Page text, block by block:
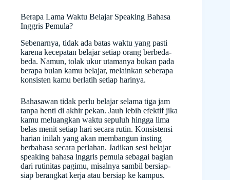
Berapa Lama Waktu Belajar Speaking Bahasa
Inggris Pemula?
Sebenarnya, tidak ada batas waktu yang pasti
karena kecepatan belajar setiap orang berbeda-
beda. Namun, tolak ukur utamanya bukan pada
berapa bulan kamu belajar, melainkan seberapa
konsisten kamu berlatih setiap harinya.
Bahasawan tidak perlu belajar selama tiga jam
tanpa henti di akhir pekan. Jauh lebih efektif jika
kamu meluangkan waktu sepuluh hingga lima
belas menit setiap hari secara rutin. Konsistensi
harian inilah yang akan membangun insting
berbahasa secara perlahan. Jadikan sesi belajar
speaking bahasa inggris pemula sebagai bagian
dari rutinitas pagimu, misalnya sambil bersiap-
siap berangkat kerja atau bersiap ke kampus.